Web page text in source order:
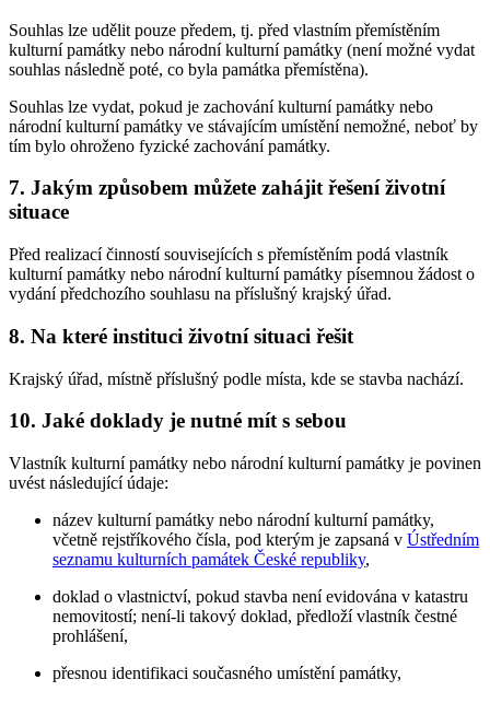
Souhlas lze udělit pouze předem, tj. před vlastním přemístěním
kulturní památky nebo národní kulturní památky (není možné vydat
souhlas následně poté, co byla památka přemístěna).
Souhlas lze vydat, pokud je zachování kulturní památky nebo
národní kulturní památky ve stávajícím umístění nemožné, neboť by
tím bylo ohroženo fyzické zachování památky.
7. Jakým způsobem můžete zahájit řešení životní
situace
Před realizací činností souvisejících s přemístěním podá vlastník
kulturní památky nebo národní kulturní památky písemnou žádost o
vydání předchozího souhlasu na příslušný krajský úřad.
8. Na které instituci životní situaci řešit
Krajský úřad, místně příslušný podle místa, kde se stavba nachází.
10. Jaké doklady je nutné mít s sebou
Vlastník kulturní památky nebo národní kulturní památky je povinen
uvést následující údaje:
název kulturní památky nebo národní kulturní památky,
včetně rejstříkového čísla, pod kterým je zapsaná v Ústředním
seznamu kulturních památek České republiky,
doklad o vlastnictví, pokud stavba není evidována v katastru
nemovitostí; není-li takový doklad, předloží vlastník čestné
prohlášení,
přesnou identifikaci současného umístění památky,